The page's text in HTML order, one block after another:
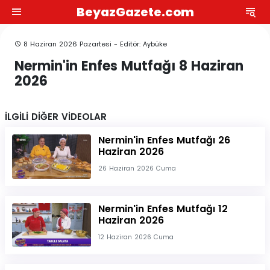
BeyazGazete.com
8 Haziran 2026 Pazartesi - Editör: Aybüke
Nermin'in Enfes Mutfağı 8 Haziran
2026
İLGİLİ DİĞER VİDEOLAR
Nermin'in Enfes Mutfağı 26
Haziran 2026
26 Haziran 2026 Cuma
Nermin'in Enfes Mutfağı 12
Haziran 2026
12 Haziran 2026 Cuma